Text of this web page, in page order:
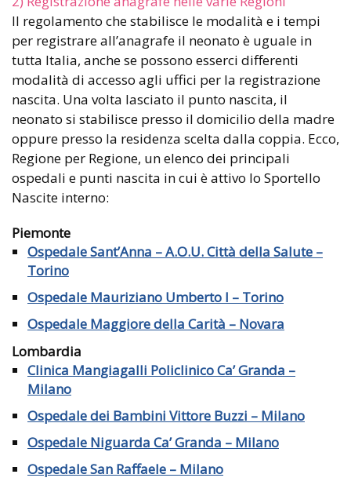
Il regolamento che stabilisce le modalità e i tempi
per registrare all’anagrafe il neonato è uguale in
tutta Italia, anche se possono esserci differenti
modalità di accesso agli uffici per la registrazione
nascita. Una volta lasciato il punto nascita, il
neonato si stabilisce presso il domicilio della madre
oppure presso la residenza scelta dalla coppia. Ecco,
Regione per Regione, un elenco dei principali
ospedali e punti nascita in cui è attivo lo Sportello
Nascite interno:
Piemonte
Ospedale Sant’Anna – A.O.U. Città della Salute –
Torino
Ospedale Mauriziano Umberto I – Torino
Ospedale Maggiore della Carità – Novara
Lombardia
Clinica Mangiagalli Policlinico Ca’ Granda –
Milano
Ospedale dei Bambini Vittore Buzzi – Milano
Ospedale Niguarda Ca’ Granda – Milano
Ospedale San Raffaele – Milano